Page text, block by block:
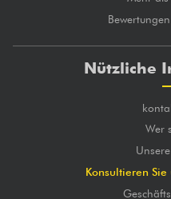
Nützliche
Wer
Konsultieren